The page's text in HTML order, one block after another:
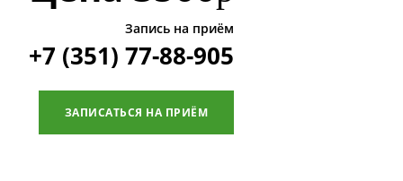
Запись на приём
+7 (351) 77-88-905
ЗАПИСАТЬСЯ НА ПРИЁМ